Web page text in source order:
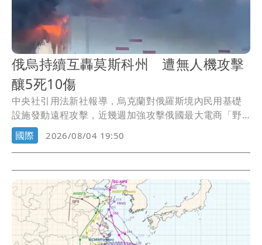
俄烏持續互轟莫斯科州 遭無人機攻擊
釀5死10傷
中央社引用法新社報導，烏克蘭對俄羅斯境內民用基礎
設施發動遠程攻擊，近幾週加強攻擊俄國最大電商「野
莓」...
國際 2026/08/04 19:50